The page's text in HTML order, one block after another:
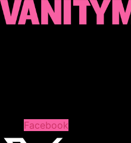
コ
ン
プ
Facebook